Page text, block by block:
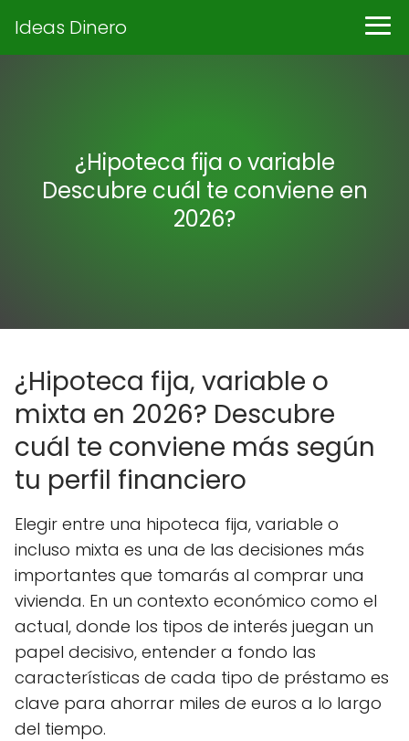
Ideas Dinero
¿Hipoteca fija o variable
Descubre cuál te conviene en
2026?
¿Hipoteca fija, variable o
mixta en 2026? Descubre
cuál te conviene más según
tu perfil financiero
Elegir entre una hipoteca fija, variable o
incluso mixta es una de las decisiones más
importantes que tomarás al comprar una
vivienda. En un contexto económico como el
actual, donde los tipos de interés juegan un
papel decisivo, entender a fondo las
características de cada tipo de préstamo es
clave para ahorrar miles de euros a lo largo
del tiempo.